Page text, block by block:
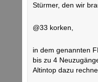
Stürmer, den wir
@33 korken,
in dem genannten
bis zu 4
Altintop dazu